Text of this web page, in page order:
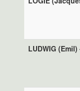
LUDWIG (Emil)